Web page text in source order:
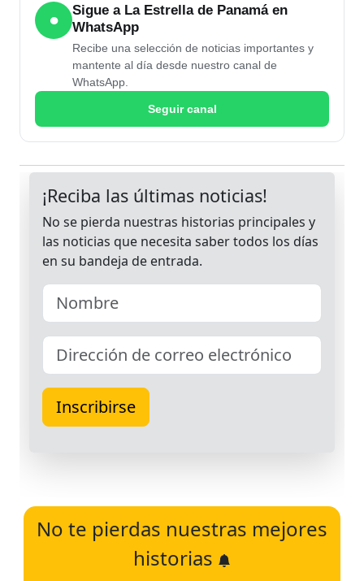
●
Sigue a La Estrella de Panamá en
WhatsApp
Recibe una selección de noticias importantes y
mantente al día desde nuestro canal de
WhatsApp.
Seguir canal
No te pierdas nuestras mejores
historias